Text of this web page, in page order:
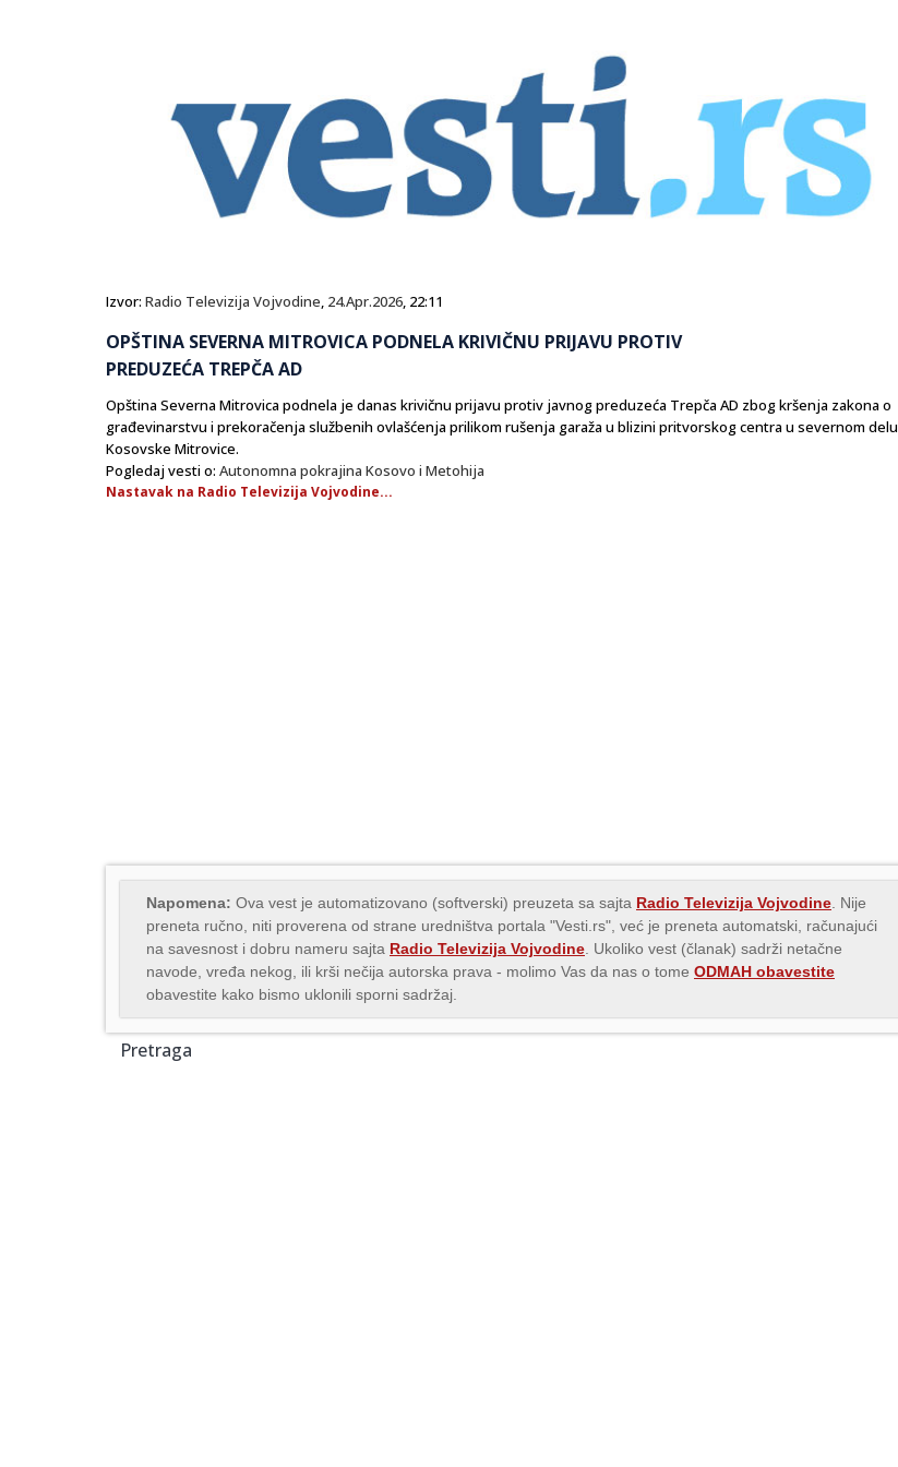
Izvor: Radio Televizija Vojvodine, 24.Apr.2026, 22:11
OPŠTINA SEVERNA MITROVICA PODNELA KRIVIČNU PRIJAVU PROTIV
PREDUZEĆA TREPČA AD
Opština Severna Mitrovica podnela je danas krivičnu prijavu protiv javnog preduzeća Trepča AD zbog kršenja zakona o
građevinarstvu i prekoračenja službenih ovlašćenja prilikom rušenja garaža u blizini pritvorskog centra u severnom delu
Kosovske Mitrovice.
Pogledaj vesti o: Autonomna pokrajina Kosovo i Metohija
Nastavak na Radio Televizija Vojvodine...
Napomena: Ova vest je automatizovano (softverski) preuzeta sa sajta Radio Televizija Vojvodine . Nije
preneta ručno, niti proverena od strane uredništva portala "Vesti.rs", već je preneta automatski, računajući
na savesnost i dobru nameru sajta Radio Televizija Vojvodine . Ukoliko vest (članak) sadrži netačne
navode, vređa nekog, ili krši nečija autorska prava - molimo Vas da nas o tome ODMAH obavestite
obavestite kako bismo uklonili sporni sadržaj.
Pretraga